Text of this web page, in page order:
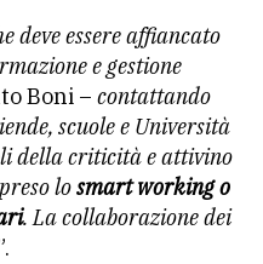
deve essere affiancato
e gestione
Boni – contattando
scuole e Università
della criticità e attivino
losmart working o
. La collaborazione dei